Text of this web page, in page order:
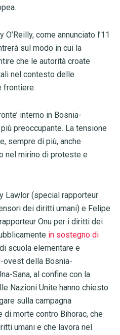
come annunciato l’11
sul modo in cui la
che le autorità croate
nel contesto delle
frontiere.
interno in Bosnia-
preoccupante. La tensione
sempre di più, anche
nel mirino di proteste e
Lawlor (special rapporteur
dei diritti umani) e Felipe
Onu per i diritti dei
in sostegno di
scuola elementare e
ovest della Bosnia-
Sana, al confine con la
Nazioni Unite hanno chiesto
sulla campagna
morte contro Bihorac, che
umani e che lavora nel